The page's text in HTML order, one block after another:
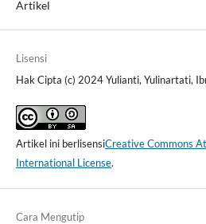
Artikel
Lisensi
Hak Cipta (c) 2024 Yulianti, Yulinartati,
Artikel ini berlisensiCreative Commons
International License.
Cara Mengutip